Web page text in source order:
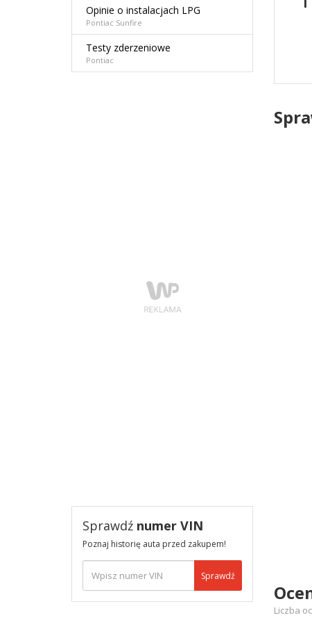
Liczba
Opinie o instalacjach LPG
Pontiac Sunfire
Testy zderzeniowe
Pontiac
Sprawdź numer VIN
Poznaj historię auta przed zakupem!
Sprawdź